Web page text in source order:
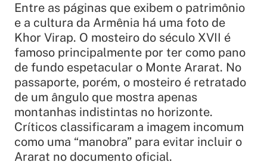
Entre as páginas que exibem o patrimônio
e a cultura da Armênia há uma foto de
Khor Virap. O mosteiro do século XVII é
famoso principalmente por ter como pano
de fundo espetacular o Monte Ararat. No
passaporte, porém, o mosteiro é retratado
de um ângulo que mostra apenas
montanhas indistintas no horizonte.
Críticos classificaram a imagem incomum
como uma “manobra” para evitar incluir o
Ararat no documento oficial.